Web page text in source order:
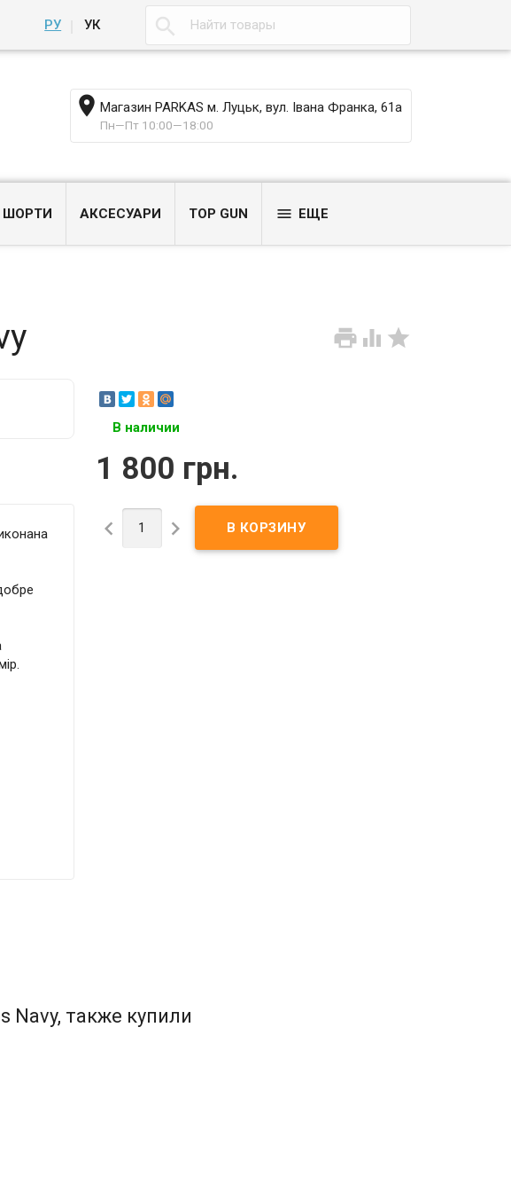
РУ УК 
 Магазин PARKAS м. Луцьк, вул. Івана Франка, 61а
Пн—Пт 10:00—18:00
ШОРТИ АКСЕСУАРИ TOP GUN  ЕЩЕ
  
В наличии
1 800 грн.
 
Navy, также купили